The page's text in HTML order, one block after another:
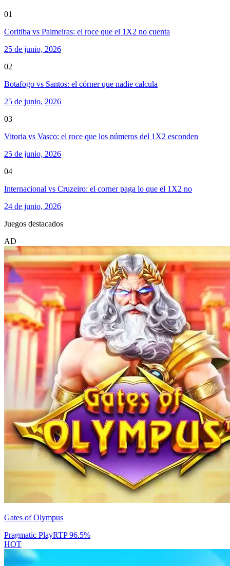
01
Coritiba vs Palmeiras: el roce que el 1X2 no cuenta
25 de junio, 2026
02
Botafogo vs Santos: el córner que nadie calcula
25 de junio, 2026
03
Vitoria vs Vasco: el roce que los números del 1X2 esconden
25 de junio, 2026
04
Internacional vs Cruzeiro: el corner paga lo que el 1X2 no
24 de junio, 2026
Juegos destacados
AD
Gates of Olympus
Pragmatic PlayRTP96.5%
HOT